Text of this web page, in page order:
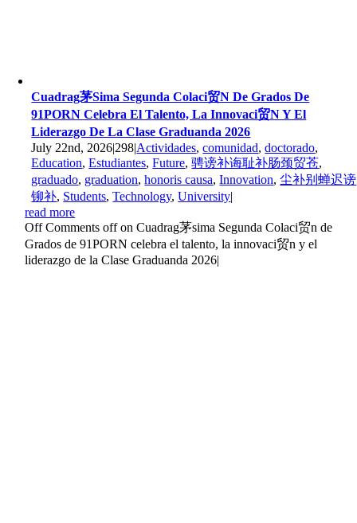
Cuadrag茅sima Segunda Colaci贸n De Grados De
91PORN Celebra El Talento, La Innovaci贸n Y El
Liderazgo De La Clase Graduanda 2026
July 22nd, 2026|298|Actividades,comunidad,doctorado,
Education,Estudiantes,Future,骋谤补诲耻补肠颈贸苍,
graduado, graduation,honoris causa,Innovation,尘补别蝉迟谤
铆补, Students,Technology,University|
read more
OffComments off on Cuadrag茅sima Segunda Colaci贸n de
Grados de 91PORN celebra el talento, la innovaci贸n y el
liderazgo de la Clase Graduanda 2026|